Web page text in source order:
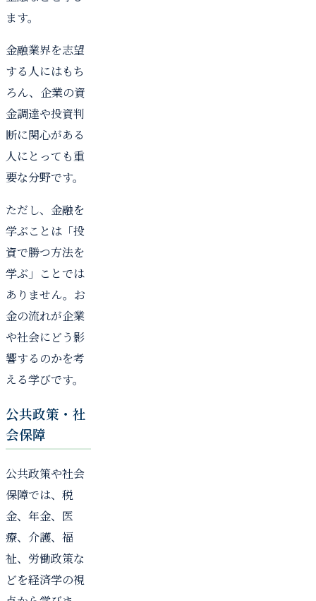
ます。
金融業界を志望
する人にはもち
ろん、企業の資
金調達や投資判
断に関心がある
人にとっても重
要な分野です。
ただし、金融を
学ぶことは「投
資で勝つ方法を
学ぶ」ことでは
ありません。お
金の流れが企業
や社会にどう影
響するのかを考
える学びです。
公共政策・社
会保障
公共政策や社会
保障では、税
金、年金、医
療、介護、福
祉、労働政策な
どを経済学の視